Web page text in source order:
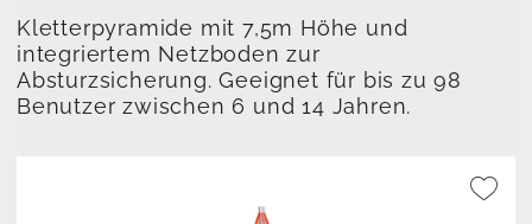
Kletterpyramide mit 7,5m Höhe und
integriertem Netzboden zur
Absturzsicherung. Geeignet für bis zu 98
Benutzer zwischen 6 und 14 Jahren.